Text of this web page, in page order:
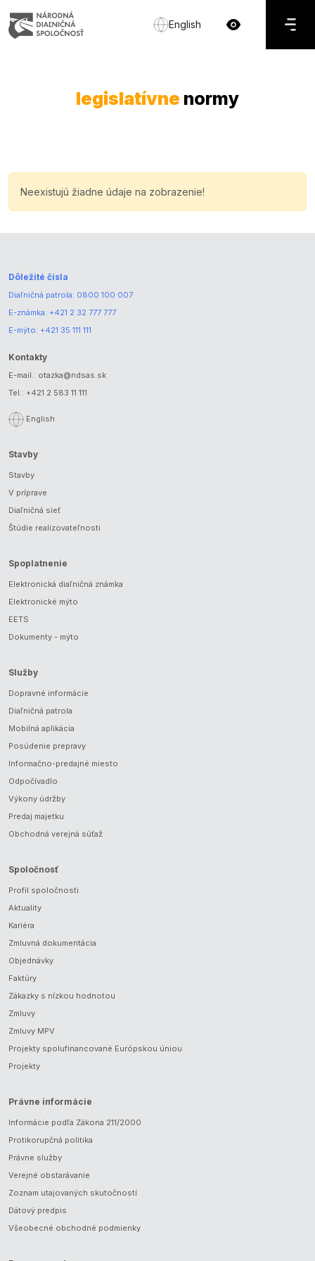
English
legislatívne normy
Neexistujú žiadne údaje na zobrazenie!
Dôležité čísla
Diaľničná patrola: 0800 100 007
E-známka: +421 2 32 777 777
E-mýto: +421 35 111 111
Kontakty
E-mail.: otazka@ndsas.sk
Tel.: +421 2 583 11 111
English
Stavby
Stavby
V príprave
Diaľničná sieť
Štúdie realizovateľnosti
Spoplatnenie
Elektronická diaľničná známka
Elektronické mýto
EETS
Dokumenty - mýto
Služby
Dopravné informácie
Diaľničná patrola
Mobilná aplikácia
Posúdenie prepravy
Informačno-predajné miesto
Odpočívadlo
Výkony údržby
Predaj majetku
Obchodná verejná súťaž
Spoločnosť
Profil spoločnosti
Aktuality
Kariéra
Zmluvná dokumentácia
Objednávky
Faktúry
Zákazky s nízkou hodnotou
Zmluvy
Zmluvy MPV
Projekty spolufinancované Európskou úniou
Projekty
Právne informácie
Informácie podľa Zákona 211/2000
Protikorupčná politika
Právne služby
Verejné obstarávanie
Zoznam utajovaných skutočností
Dátový predpis
Všeobecné obchodné podmienky